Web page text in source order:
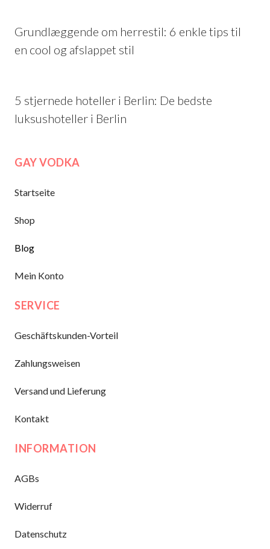
Grundlæggende om herrestil: 6 enkle tips til
en cool og afslappet stil
5 stjernede hoteller i Berlin: De bedste
luksushoteller i Berlin
GAY VODKA
Startseite
Shop
Blog
Mein Konto
SERVICE
Geschäftskunden-Vorteil
Zahlungsweisen
Versand und Lieferung
Kontakt
INFORMATION
AGBs
Widerruf
Datenschutz